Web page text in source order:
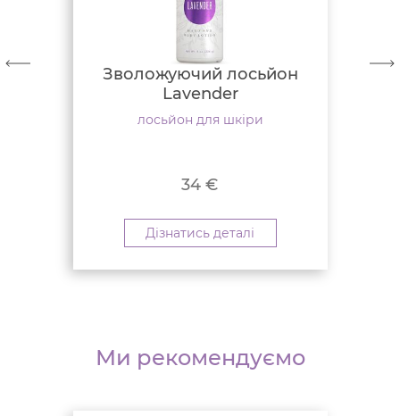
Зволожуючий лосьйон
Lavender
лосьйон для шкіри
34 €
Дізнатись деталі
Ми рекомендуємо